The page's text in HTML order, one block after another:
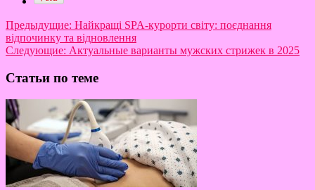
Предыдущие: Найкращі SPA-курорти світу: поєднання
відпочинку та відновлення
Следующие: Актуальные варианты мужских стрижек в 2025
Статьи по теме